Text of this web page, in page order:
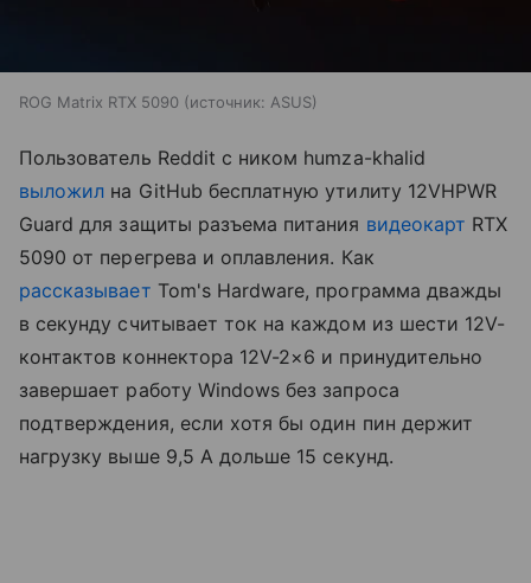
ROG Matrix RTX 5090 источник: ASUS
Пользователь Reddit с ником humza-khalid
выложил на GitHub бесплатную утилиту 12VHPWR
Guard для защиты разъема питания видеокарт RTX
5090 от перегрева и оплавления. Как
рассказывает Tom's Hardware, программа дважды
в секунду считывает ток на каждом из шести 12V-
контактов коннектора 12V-2×6 и принудительно
завершает работу Windows без запроса
подтверждения, если хотя бы один пин держит
нагрузку выше 9,5 А дольше 15 секунд.